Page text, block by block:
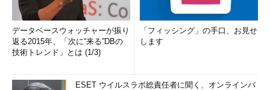
データベースウォッチャーが振り
返る2015年、「次に“来る”DBの
技術トレンド」とは (1/3)
「フィッシング」の手口、お見せ
します
ESET ウイルスラボ総責任者に聞く、オンラインバ